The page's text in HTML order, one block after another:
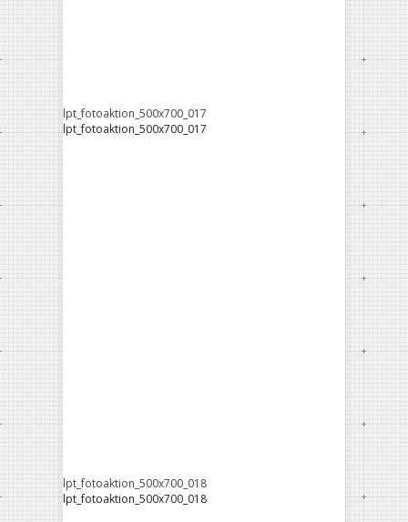
lpt_fotoaktion_500x700_017
lpt_fotoaktion_500x700_017
lpt_fotoaktion_500x700_018
lpt_fotoaktion_500x700_018